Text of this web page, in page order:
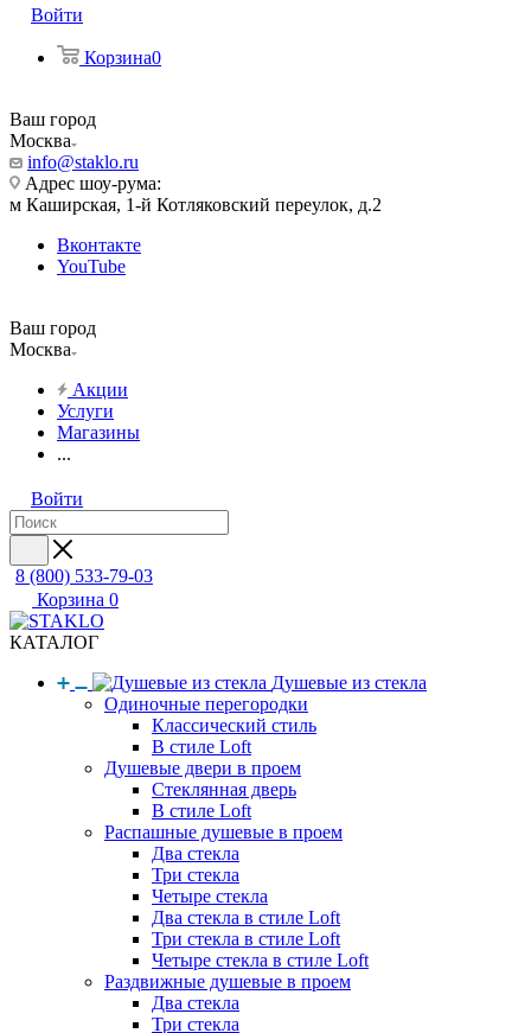
Войти
Корзина0
Ваш город
Москва
info@staklo.ru
Адрес шоу-рума:
м Каширская, 1-й Котляковский переулок, д.2
Вконтакте
YouTube
Ваш город
Москва
Акции
Услуги
Магазины
...
Войти
8 (800) 533-79-03
Корзина 0
КАТАЛОГ
Душевые из стекла
Одиночные перегородки
Классический стиль
В стиле Loft
Душевые двери в проем
Стеклянная дверь
В стиле Loft
Распашные душевые в проем
Два стекла
Три стекла
Четыре стекла
Два стекла в стиле Loft
Три стекла в стиле Loft
Четыре стекла в стиле Loft
Раздвижные душевые в проем
Два стекла
Три стекла